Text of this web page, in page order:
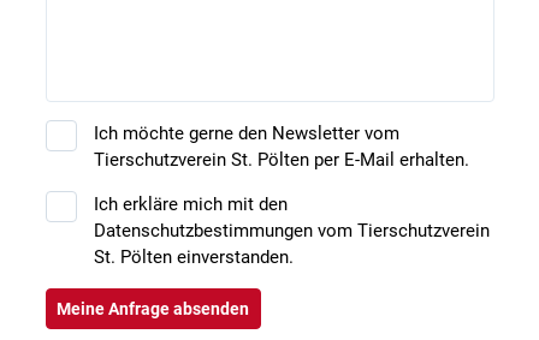
Ich möchte gerne den Newsletter vom
Tierschutzverein St. Pölten per E-Mail erhalten.
Ich erkläre mich mit den
Datenschutzbestimmungen vom Tierschutzverein
St. Pölten einverstanden.